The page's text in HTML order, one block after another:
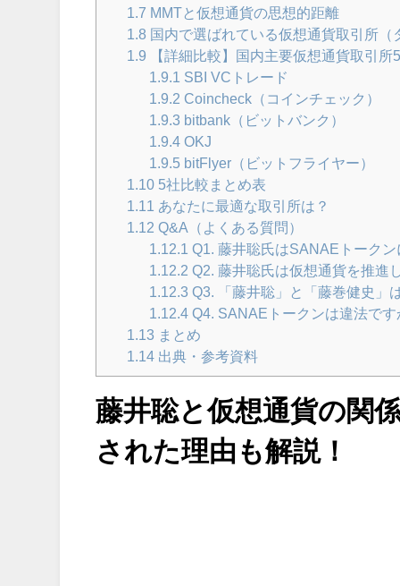
1.7 MMTと仮想通貨の思想的距離
1.8 国内で選ばれている仮想通貨取引所（
1.9 【詳細比較】国内主要仮想通貨取引所
1.9.1 SBI VCトレード
1.9.2 Coincheck（コインチェック）
1.9.3 bitbank（ビットバンク）
1.9.4OKJ
1.9.5bitFlyer（ビットフライヤー）
1.10 5社比較まとめ表
1.11 あなたに最適な取引所は？
1.12 Q&A（よくある質問）
1.12.1 Q1. 藤井聡氏はSANAEトーク
1.12.2 Q2. 藤井聡氏は仮想通貨を推進
1.12.3 Q3. 「藤井聡」と「藤巻健史」
1.12.4Q4. SANAEトークンは違法です
1.13 まとめ
1.14 出典・参考資料
藤井聡と仮想通貨の関
された理由も解説！